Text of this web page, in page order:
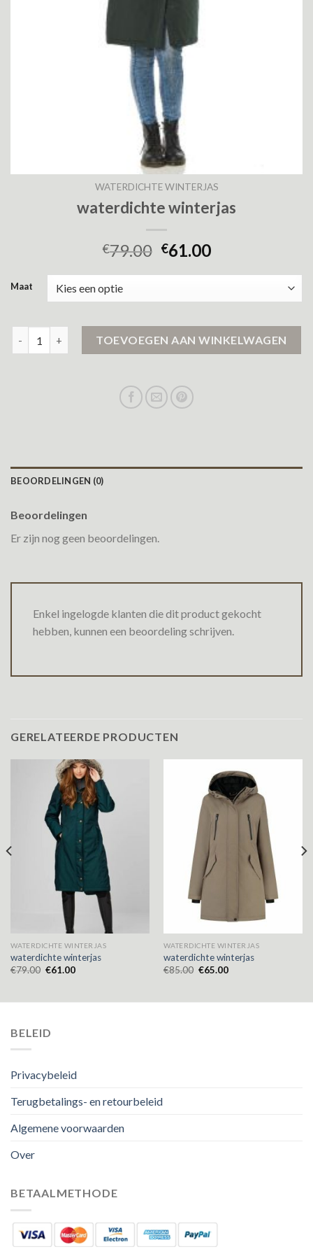
WATERDICHTE WINTERJAS
waterdichte winterjas
€79.00 €61.00
Maat
TOEVOEGEN AAN WINKELWAGEN
BEOORDELINGEN (0)
Beoordelingen
Er zijn nog geen beoordelingen.
Enkel ingelogde klanten die dit product gekocht
hebben, kunnen een beoordeling schrijven.
GERELATEERDE PRODUCTEN
WATERDICHTE WINTERJAS
waterdichte winterjas
€79.00 €61.00
WATERDICHTE WINTERJAS
waterdichte winterjas
€85.00 €65.00
BELEID
Privacybeleid
Terugbetalings- en retourbeleid
Algemene voorwaarden
Over
BETAALMETHODE